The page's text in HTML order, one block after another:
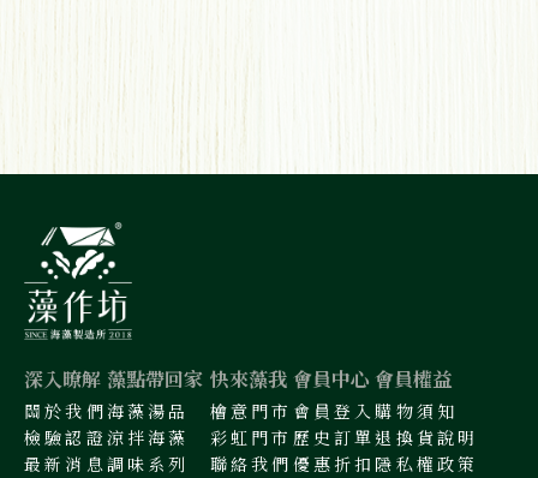
深入暸解
關於我們
檢驗認證
最新消息
藻點帶回家
海藻湯品
涼拌海藻
調味系列
快來藻我
檜意門市
彩虹門市
聯絡我們
會員中心
會員登入
歷史訂單
優惠折扣
會員權益
購物須知
退換貨說明
隱私權政策